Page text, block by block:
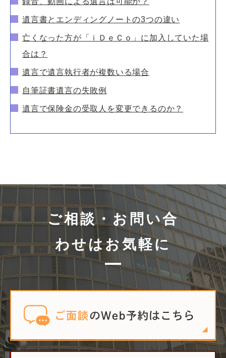
遺言書とエンディングノートの3つの違い
亡くなった方が「ｉＤｅＣｏ」に加入していた場
合は？
遺言で遺言執行者が複数いる場合
自筆証書遺言の失敗例
遺言で保険金の受取人を変更できるのか？
ご相談・お問い合
わせはお気軽に